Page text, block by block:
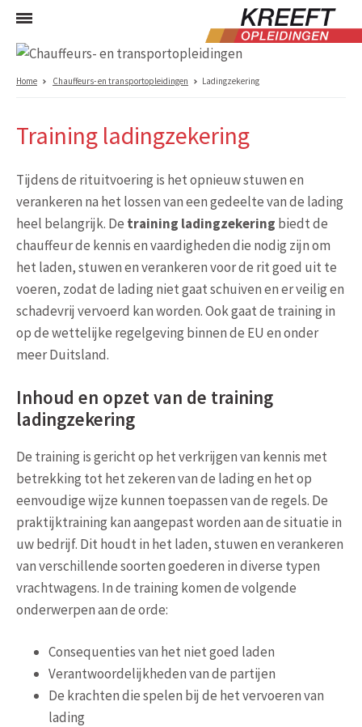
Home Chauffeurs- en transportopleidingen Ladingzekering
Training ladingzekering
Tijdens de rituitvoering is het opnieuw stuwen en
verankeren na het lossen van een gedeelte van de lading
heel belangrijk. De training ladingzekering biedt de
chauffeur de kennis en vaardigheden die nodig zijn om
het laden, stuwen en verankeren voor de rit goed uit te
voeren, zodat de lading niet gaat schuiven en er veilig en
schadevrij vervoerd kan worden. Ook gaat de training in
op de wettelijke regelgeving binnen de EU en onder
meer Duitsland.
Inhoud en opzet van de training
ladingzekering
De training is gericht op het verkrijgen van kennis met
betrekking tot het zekeren van de lading en het op
eenvoudige wijze kunnen toepassen van de regels. De
praktijktraining kan aangepast worden aan de situatie in
uw bedrijf. Dit houdt in het laden, stuwen en verankeren
van verschillende soorten goederen in diverse typen
vrachtwagens. In de training komen de volgende
onderwerpen aan de orde:
Consequenties van het niet goed laden
Verantwoordelijkheden van de partijen
De krachten die spelen bij de het vervoeren van
lading